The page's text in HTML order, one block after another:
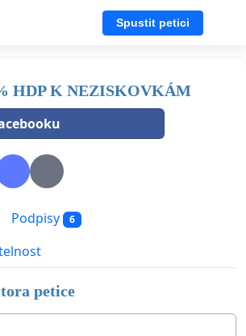
Spustit petici
HDP K NEZISKOVKÁM
Podpisy 6
petice